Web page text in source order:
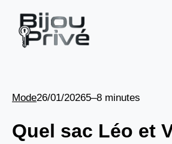
contenu
Mode26/01/20265–8 minutes
Quel sac Léo et